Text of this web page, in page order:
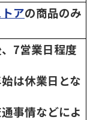
アの商品のみ
7営業日程度
は休業日とな
事情などによ